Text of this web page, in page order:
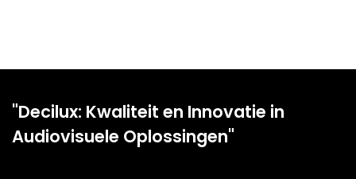
"Decilux: Kwaliteit en Innovatie in
Audiovisuele Oplossingen"